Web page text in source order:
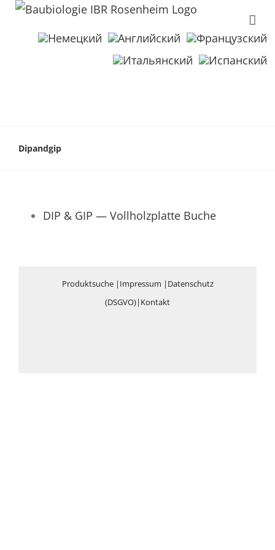
Dipandgip
DIP & GIP — Vollholzplatte Buche
Produktsuche| Impressum | Datenschutz
(DSGVO)| Kontakt